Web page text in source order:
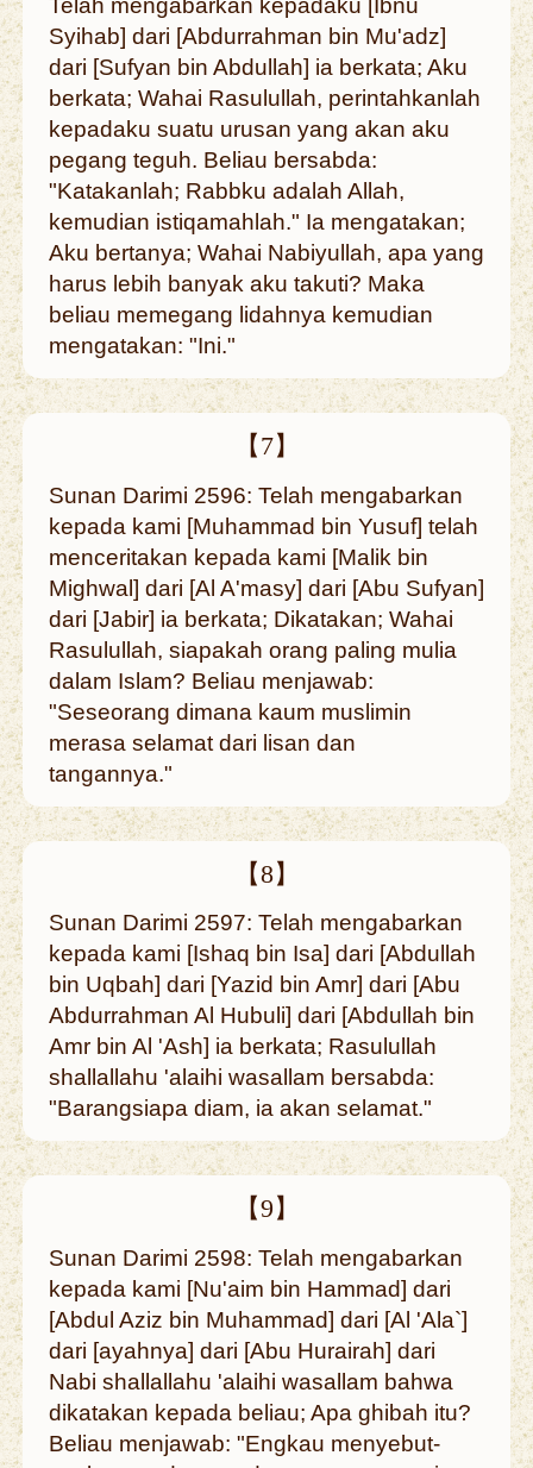
Telah mengabarkan kepadaku [Ibnu
Syihab] dari [Abdurrahman bin Mu'adz]
dari [Sufyan bin Abdullah] ia berkata; Aku
berkata; Wahai Rasulullah, perintahkanlah
kepadaku suatu urusan yang akan aku
pegang teguh. Beliau bersabda:
"Katakanlah; Rabbku adalah Allah,
kemudian istiqamahlah." Ia mengatakan;
Aku bertanya; Wahai Nabiyullah, apa yang
harus lebih banyak aku takuti? Maka
beliau memegang lidahnya kemudian
mengatakan: "Ini."
【7】
Sunan Darimi 2596: Telah mengabarkan
kepada kami [Muhammad bin Yusuf] telah
menceritakan kepada kami [Malik bin
Mighwal] dari [Al A'masy] dari [Abu Sufyan]
dari [Jabir] ia berkata; Dikatakan; Wahai
Rasulullah, siapakah orang paling mulia
dalam Islam? Beliau menjawab:
"Seseorang dimana kaum muslimin
merasa selamat dari lisan dan
tangannya."
【8】
Sunan Darimi 2597: Telah mengabarkan
kepada kami [Ishaq bin Isa] dari [Abdullah
bin Uqbah] dari [Yazid bin Amr] dari [Abu
Abdurrahman Al Hubuli] dari [Abdullah bin
Amr bin Al 'Ash] ia berkata; Rasulullah
shallallahu 'alaihi wasallam bersabda:
"Barangsiapa diam, ia akan selamat."
【9】
Sunan Darimi 2598: Telah mengabarkan
kepada kami [Nu'aim bin Hammad] dari
[Abdul Aziz bin Muhammad] dari [Al 'Ala`]
dari [ayahnya] dari [Abu Hurairah] dari
Nabi shallallahu 'alaihi wasallam bahwa
dikatakan kepada beliau; Apa ghibah itu?
Beliau menjawab: "Engkau menyebut-